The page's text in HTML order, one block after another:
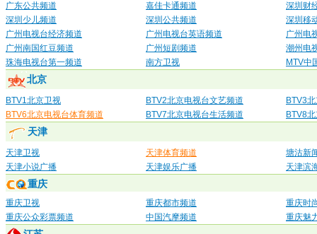
广东公共频道
嘉佳卡通频道
深圳财
深圳少儿频道
深圳公共频道
深圳移
广州电视台经济频道
广州电视台英语频道
广州电
广州南国红豆频道
广州短剧频道
潮州电
珠海电视台第一频道
南方卫视 MTV中
北京
BTV1北京卫视 BTV2北京电视台文艺频道
BTV3
BTV6北京电视台体育频道
BTV7北京电视台生活频道 BTV8
天津
天津卫视 天津体育频道
塘沽新
天津小说广播
天津娱乐广播 天津滨
重庆
重庆卫视 重庆都市频道
重庆时
重庆公众彩票频道
中国汽摩频道 重庆魅